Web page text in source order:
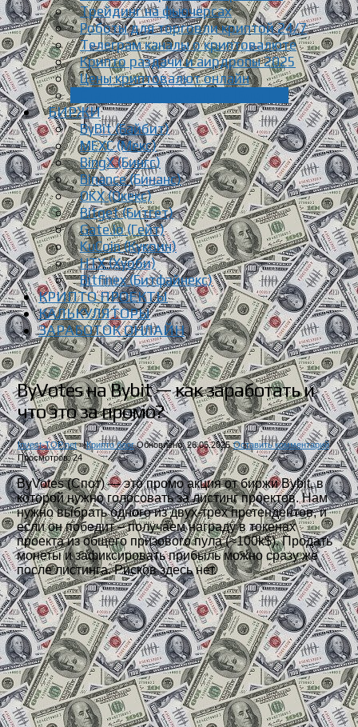
Трейдинг на фьючерсах
Роботы для торговли криптой 24/7
Телеграм каналы о криптовалюте
Крипто раздачи и аирдропы 2025
Цены криптовалют онлайн
БИРЖИ
ByBit (Байбит)
MEXC (Мекс)
BingX (Бингс)
Binance (Бинанс)
OKX (Окекс)
Bitget (Битгет)
Gate.io (Гейт)
KuCoin (Кукоин)
HTX (Хуоби)
Bitfinex (Битфайнекс)
КРИПТО ПРОЕКТЫ
КАЛЬКУЛЯТОРЫ
ЗАРАБОТОК ОНЛАЙН
ByVotes на Bybit — как заработать и
что это за промо?
Invest-TOP.net»Крипто блог Обновлено: 26.05.2025 Оставить комментарий
Просмотров: 24
ByVotes (Спот) — это промо акция от биржи Bybit, в
которой нужно голосовать за листинг проектов. Нам
нужно выбрать одного из двух-трех претендентов, и
если он победит – получаем награду в токенах
проекта из общего призового пула (≈100k$). Продать
монеты и зафиксировать прибыль можно сразу же
после листинга. Рисков здесь нет.